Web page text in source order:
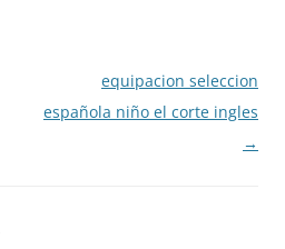
equipacion seleccion
española niño el corte ingles
→